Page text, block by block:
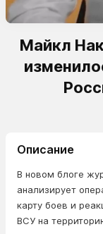
Майкл
Описание
В новом блоге
анализирует
карту боев и
ВСУ на